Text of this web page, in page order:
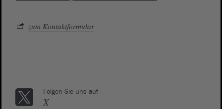
zum Kontaktformular
Folgen Sie uns auf
X